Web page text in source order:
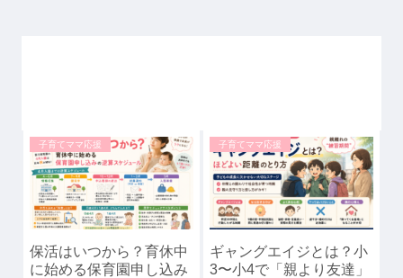
子育てママ応援
保活はいつから？育休中
に始める保育園申し込み
子育てママ応援
ギャングエイジとは？小
3〜小4で「親より友達」